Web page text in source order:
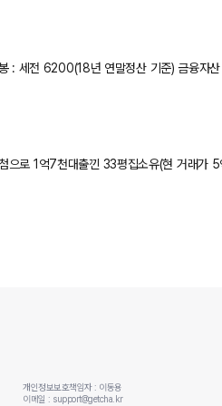
로 1억7천대출낀 33평집소유(현 거래가 5
싶습니다 영업직이라
개인정보보호책임자 : 이동용
이메일 : support@getcha.kr